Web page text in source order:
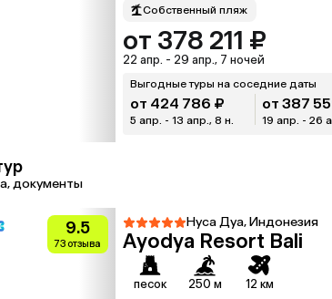
Собственный пляж
от 378 211 ₽
22 апр. - 29 апр., 7 ночей
Выгодные туры на соседние даты
от 424 786 ₽
5 апр. - 13 апр., 8 н.
от 387
19 апр. - 26
документы
9.5
73 отзыва
Нуса Дуа, Индонезия
Ayodya Resort Bali
песок 250 м 12 км